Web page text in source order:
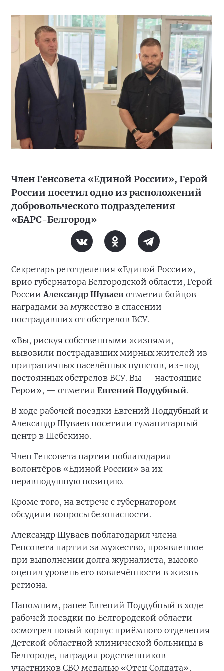
Член Генсовета «Единой России», Герой
России посетил одно из расположений
добровольческого подразделения
«БАРС-Белгород»
Секретарь реготделения «Единой России»,
врио губернатора Белгородской области, Герой
РоссииАлександр Шуваев отметил бойцов
наградами за мужество в спасении
пострадавших от обстрелов ВСУ.
«Вы, рискуя собственными жизнями,
вывозили пострадавших мирных жителей из
приграничных населённых пунктов, из-под
постоянных обстрелов ВСУ. Вы — настоящие
Герои», — отметил Евгений Поддубный.
В ходе рабочей поездки Евгений Поддубный и
Александр Шуваев посетили гуманитарный
центр в Шебекино.
Член Генсовета партии поблагодарил
волонтёров «Единой России» за их
неравнодушную позицию.
Кроме того, на встрече с губернатором
обсудили вопросы безопасности.
Александр Шуваев поблагодарил члена
Генсовета партии за мужество, проявленное
при выполнении долга журналиста, высоко
оценил уровень его вовлечённости в жизнь
региона.
Напомним, ранее Евгений Поддубный в ходе
рабочей поездки по Белгородской области
осмотрел новый корпус приёмного отделения
Детской областной клинической больницы в
Белгороде, наградил родственников
участников СВО медалью «Отец Солдата»,